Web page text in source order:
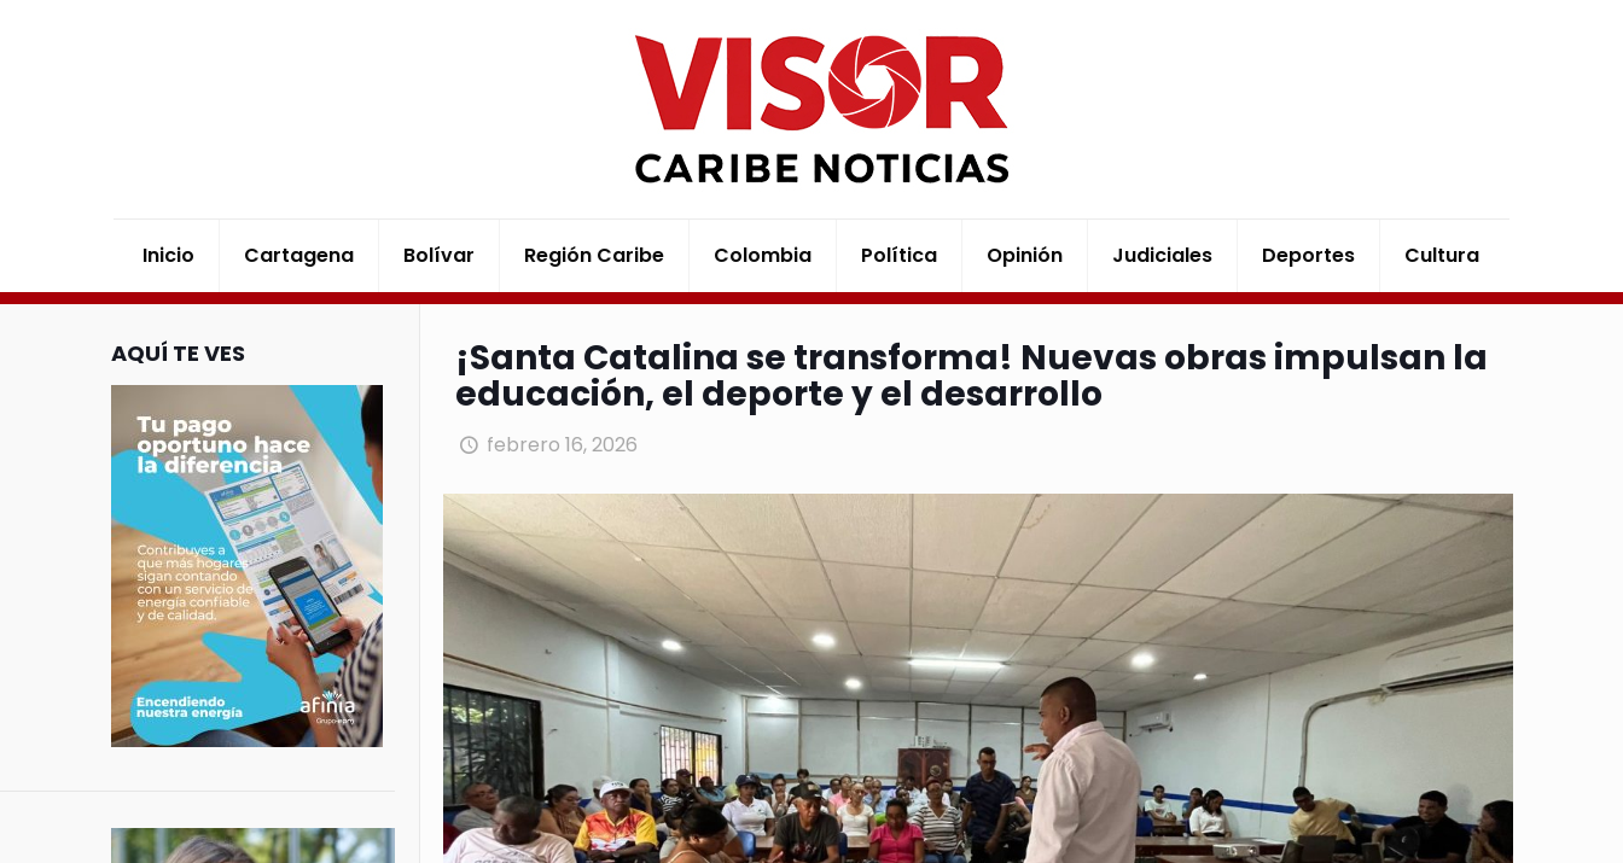
Inicio Cartagena Bolívar Región Caribe Colombia Política Opinión Judiciales Deportes Cultura
¡Santa Catalina se transforma! Nuevas obras impulsan la
educación, el deporte y el desarrollo
febrero 16, 2026
AQUÍ TE VES